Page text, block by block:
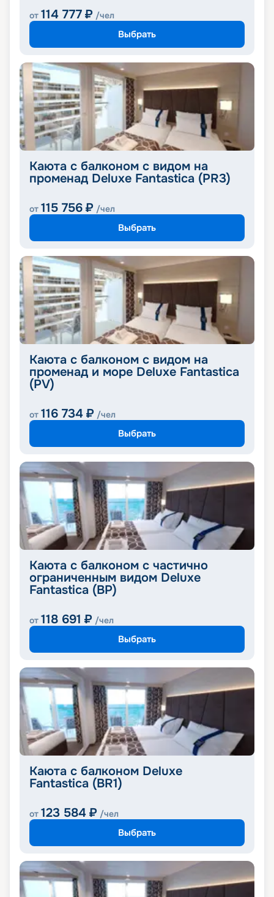
от 114 777 ₽ /чел
Выбрать
Каюта с балконом с видом на
променад Deluxe Fantastica (PR3)
от 115 756 ₽ /чел
Выбрать
Каюта с балконом с видом на
променад и море Deluxe Fantastica
(PV)
от 116 734 ₽ /чел
Выбрать
Каюта с балконом с частично
ограниченным видом Deluxe
Fantastica (BP)
от 118 691 ₽ /чел
Выбрать
Каюта с балконом Deluxe
Fantastica (BR1)
от 123 584 ₽ /чел
Выбрать